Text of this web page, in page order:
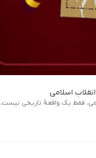
فقط یک واقعۀ تاریخی نیست،